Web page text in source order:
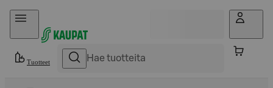
Hyppää sisältöön
Tuotteet